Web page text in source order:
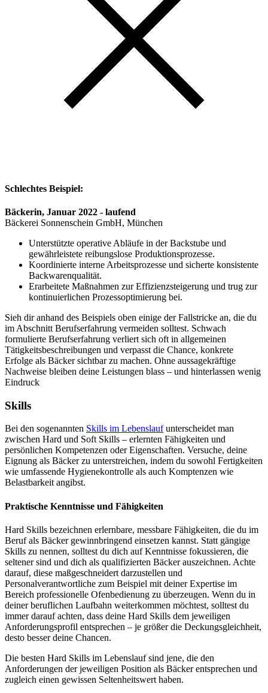
Schlechtes Beispiel:
Bäckerin, Januar 2022 - laufend
Bäckerei Sonnenschein GmbH, München
Unterstützte operative Abläufe in der Backstube und
gewährleistete reibungslose Produktionsprozesse.
Koordinierte interne Arbeitsprozesse und sicherte konsistente
Backwarenqualität.
Erarbeitete Maßnahmen zur Effizienzsteigerung und trug zur
kontinuierlichen Prozessoptimierung bei.
Sieh dir anhand des Beispiels oben einige der Fallstricke an, die du
im Abschnitt Berufserfahrung vermeiden solltest. Schwach
formulierte Berufserfahrung verliert sich oft in allgemeinen
Tätigkeitsbeschreibungen und verpasst die Chance, konkrete
Erfolge als Bäcker sichtbar zu machen. Ohne aussagekräftige
Nachweise bleiben deine Leistungen blass – und hinterlassen wenig
Eindruck
Skills
Bei den sogenannten Skills im Lebenslaufunterscheidet man
zwischen Hard und Soft Skills – erlernten Fähigkeiten und
persönlichen Kompetenzen oder Eigenschaften. Versuche, deine
Eignung als Bäcker zu unterstreichen, indem du sowohl Fertigkeiten
wie umfassende Hygienekontrolle als auch Komptenzen wie
Belastbarkeit angibst.
Praktische Kenntnisse und Fähigkeiten
Hard Skills bezeichnen erlernbare, messbare Fähigkeiten, die du im
Beruf als Bäcker gewinnbringend einsetzen kannst. Statt gängige
Skills zu nennen, solltest du dich auf Kenntnisse fokussieren, die
seltener sind und dich als qualifizierten Bäcker auszeichnen. Achte
darauf, diese maßgeschneidert darzustellen und
Personalverantwortliche zum Beispiel mit deiner Expertise im
Bereich professionelle Ofenbedienung zu überzeugen. Wenn du in
deiner beruflichen Laufbahn weiterkommen möchtest, solltest du
immer darauf achten, dass deine Hard Skills dem jeweiligen
Anforderungsprofil entsprechen – je größer die Deckungsgleichheit,
desto besser deine Chancen.
Die besten Hard Skills im Lebenslauf sind jene, die den
Anforderungen der jeweiligen Position als Bäcker entsprechen und
zugleich einen gewissen Seltenheitswert haben.